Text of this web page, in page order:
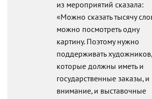
из мероприятий сказала:
«Можно сказать тысячу
можно посмотреть одну
картину. Поэтому нужно
поддерживать художников,
которые должны иметь и
государственные заказы, и
внимание, и выставочные